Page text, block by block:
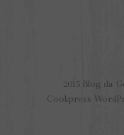
2015 Blog da
Cookpress